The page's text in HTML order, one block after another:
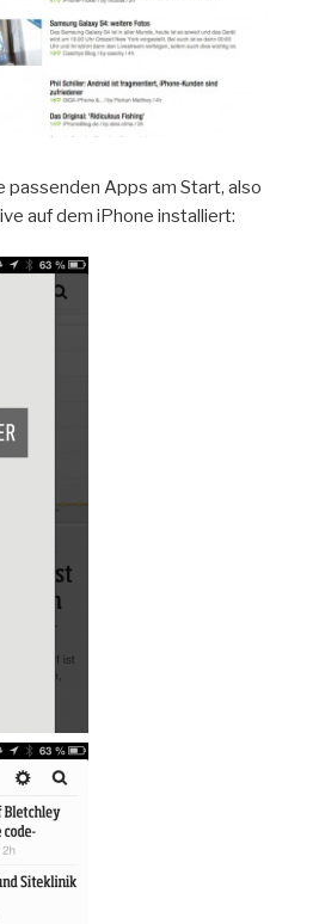
passenden Apps am Start, also
auf dem iPhone installiert: